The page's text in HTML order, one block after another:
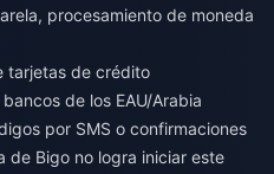
procesamiento de moneda
tarjetas de crédito
de los EAU/Arabia
por SMS o confirmaciones
de Bigo no logra iniciar este